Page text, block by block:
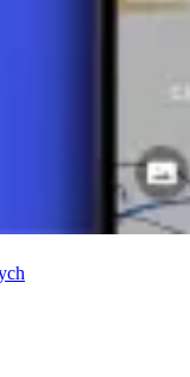
w postaci kierunkowej